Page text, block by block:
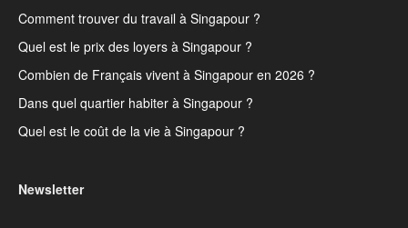
Comment trouver du travail à Singapour ?
Quel est le prix des loyers à Singapour ?
Combien de Français vivent à Singapour en 2026 ?
Dans quel quartier habiter à Singapour ?
Quel est le coût de la vie à Singapour ?
Newsletter